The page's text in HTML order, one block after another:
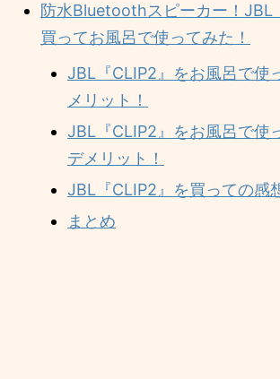
防水Bluetoothスピーカー！JBL
買ってお風呂で使ってみた！
JBL『CLIP2』をお風呂で使
メリット！
JBL『CLIP2』をお風呂で使
デメリット！
JBL『CLIP2』を買っての感
まとめ